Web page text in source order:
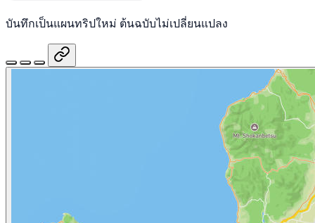
บันทึกเป็นแผนทริปใหม่ ต้นฉบับไม่เปลี่ยนแปลง